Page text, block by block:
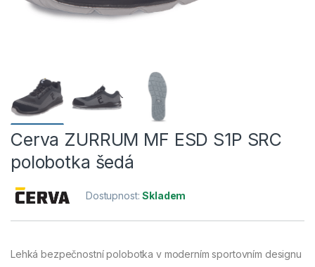
Cerva ZURRUM MF ESD S1P SRC
polobotka šedá
Dostupnost:Skladem
Lehká bezpečnostní polobotka v moderním sportovním designu